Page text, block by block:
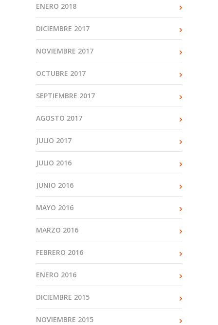
ENERO 2018
DICIEMBRE 2017
NOVIEMBRE 2017
OCTUBRE 2017
SEPTIEMBRE 2017
AGOSTO 2017
JULIO 2017
JULIO 2016
JUNIO 2016
MAYO 2016
MARZO 2016
FEBRERO 2016
ENERO 2016
DICIEMBRE 2015
NOVIEMBRE 2015